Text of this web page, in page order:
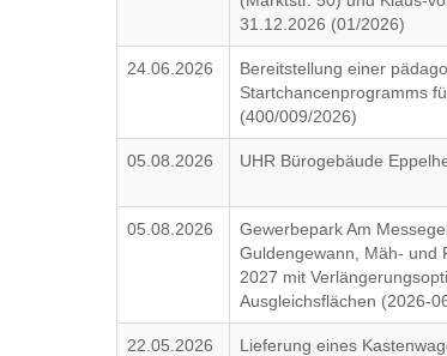
31.12.2026 (01/2026)
24.06.2026
Bereitstellung einer
Startchancenprogramms
(400/009/2026)
05.08.2026 UHR Bürogebäude
05.08.2026
Gewerbepark Am
Guldengewann, Mäh- und
2027 mit
Ausgleichsflächen (2026-
22.05.2026 Lieferung eines